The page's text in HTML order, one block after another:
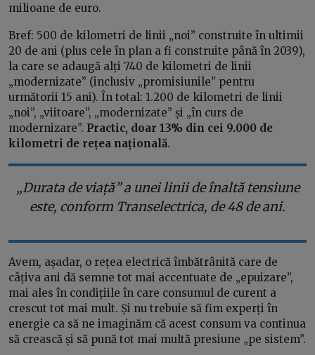
milioane de euro.
Bref: 500 de kilometri de linii „noi” construite în ultimii
20 de ani (plus cele în plan a fi construite până în 2039),
la care se adaugă alți 740 de kilometri de linii
„modernizate” (inclusiv „promisiunile” pentru
următorii 15 ani). În total: 1.200 de kilometri de linii
„noi”, „viitoare”, „modernizate” și „în curs de
modernizare”. Practic, doar 13% din cei 9.000 de
kilometri de rețea națională.
„Durata de viață” a unei linii de înaltă tensiune
este, conform Transelectrica, de 48 de ani.
Avem, așadar, o rețea electrică îmbătrânită care de
câțiva ani dă semne tot mai accentuate de „epuizare”,
mai ales în condițiile în care consumul de curent a
crescut tot mai mult. Și nu trebuie să fim experți în
energie ca să ne imaginăm că acest consum va continua
să crească și să pună tot mai multă presiune „pe sistem”.